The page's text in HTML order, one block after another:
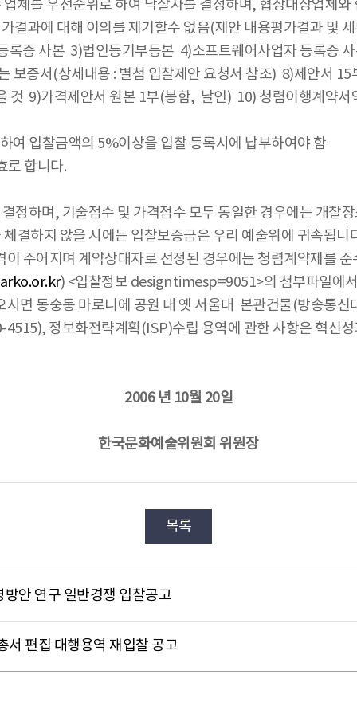
체를 우선순위로 하여 낙찰자를 결정하며, 협상대상업체
과에 대해 이의를 제기할수 없음(제안 내용평가결과 및
록증 사본 3)법인등기부등본 4)소프트웨어사업자 등록증
증서(상세내용 : 별첨 입찰제안 요청서 참조) 8)제안서 15
것 9)가격제안서 원본 1부(봉함, 날인) 10) 청렴이행계약
여 입찰금액의 5%이상을 입찰 등록시에 납부하여야 함
로 합니다.
정하며, 기술점수 및 가격점수 모두 동일한 경우에는 개찰
결하지 않을 시에는 입찰보증금은 우리 예술위에 귀속됩니
주어지며 계약상대자로 선정된 경우에는 청렴계약제를 준
) <입찰정보 designtimesp=9051>의 첨부파일에
면 동숭동 마로니에 공원 내 옛 서울대 본관건물(방송통신
정보화전략계획(ISP)수립 용역에 관한 사항은 혁신
2006 년 10월 20일
한국문화예술위원회 위원장
목록
안 연구 일반경쟁 입찰공고
서 편집 대행용역 재입찰 공고